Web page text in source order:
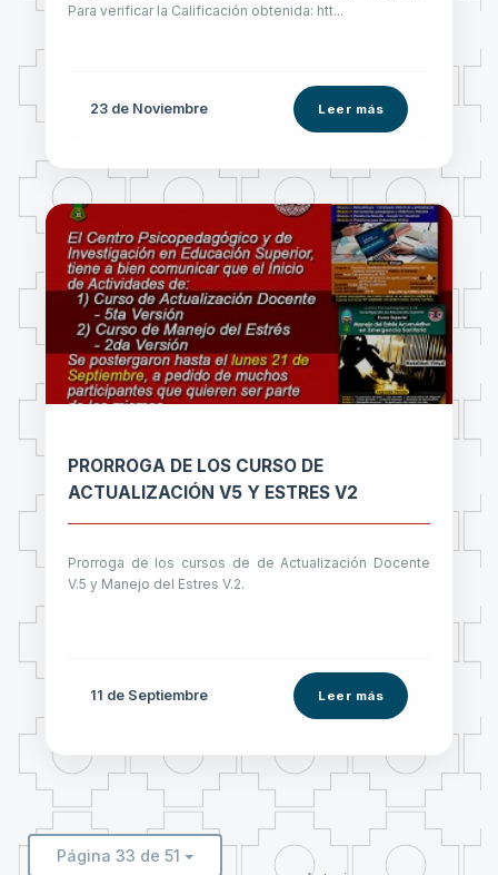
Para verificar la Calificación obtenida: htt...
23 de Noviembre Leer más
PRORROGA DE LOS CURSO DE
ACTUALIZACIÓN V5 Y ESTRES V2
Prorroga de los cursos de de Actualización Docente
V.5 y Manejo del Estres V.2.
11 de Septiembre Leer más
Página 33 de 51